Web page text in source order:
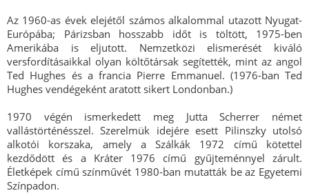
Az 1960-as évek elejétől számos alkalommal utazott Nyugat-
Európába; Párizsban hosszabb időt is töltött, 1975-ben
Amerikába is eljutott. Nemzetközi elismerését kiváló
versfordításaikkal olyan költőtársak segítették, mint az angol
Ted Hughes és a francia Pierre Emmanuel. (1976-ban Ted
Hughes vendégeként aratott sikert Londonban.)
1970 végén ismerkedett meg Jutta Scherrer német
vallástörténésszel. Szerelmük idejére esett Pilinszky utolsó
alkotói korszaka, amely a Szálkák 1972 című kötettel
kezdődött és a Kráter 1976 című gyűjteménnyel zárult.
Életképek című színművét 1980-ban mutatták be az Egyetemi
Színpadon.